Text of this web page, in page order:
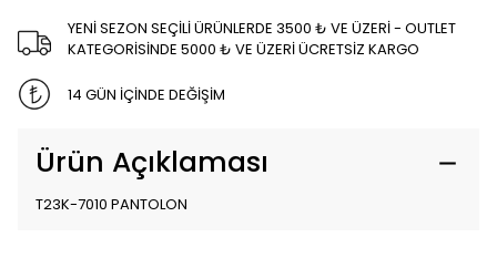
YENİ SEZON SEÇİLİ ÜRÜNLERDE 3500 ₺ VE ÜZERİ - OUTLET
KATEGORİSİNDE 5000 ₺ VE ÜZERİ ÜCRETSİZ KARGO
14 GÜN İÇİNDE DEĞİŞİM
Ürün Açıklaması
T23K-7010 PANTOLON